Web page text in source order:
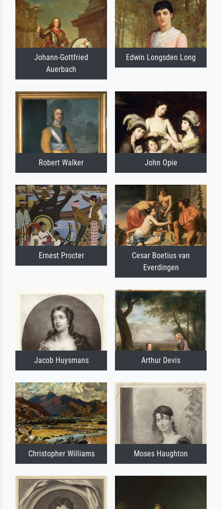
Johann-Gottfried
Auerbach
Edwin Longsden Long
Robert Walker John Opie
Ernest Procter
Cesar Boetius van
Everdingen
Jacob Huysmans Arthur Devis
Christopher Williams Moses Haughton